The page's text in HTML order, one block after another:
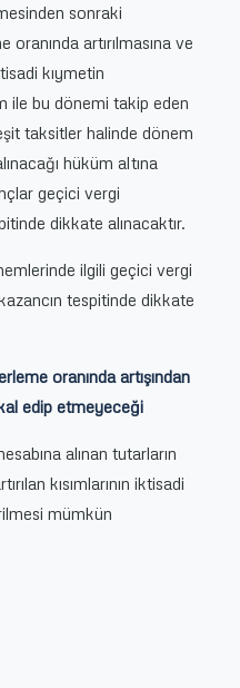
sonraki
artırılmasına ve
kıymetin
ile bu dönemi takip eden
taksitler halinde dönem
hüküm altına
geçici vergi
dikkate alınacaktır.
ilgili geçici vergi
tespitinde dikkate
oranında artışından
edip etmeyeceği
alınan tutarların
kısımlarının iktisadi
mümkün